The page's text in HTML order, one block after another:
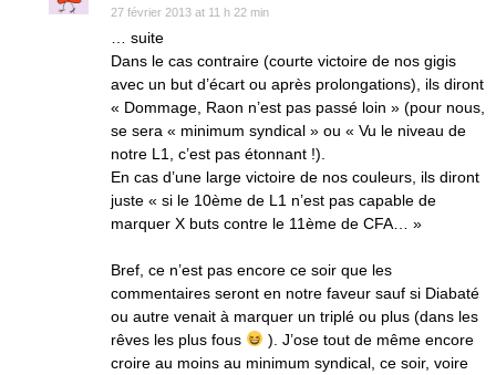
27 février 2013 at 11 h 22 min
… suite
Dans le cas contraire (courte victoire de nos gigis
avec un but d’écart ou après prolongations), ils diront
« Dommage, Raon n’est pas passé loin » (pour nous,
se sera « minimum syndical » ou « Vu le niveau de
notre L1, c’est pas étonnant !).
En cas d’une large victoire de nos couleurs, ils diront
juste « si le 10ème de L1 n’est pas capable de
marquer X buts contre le 11ème de CFA… »
Bref, ce n’est pas encore ce soir que les
commentaires seront en notre faveur sauf si Diabaté
ou autre venait à marquer un triplé ou plus (dans les
rêves les plus fous
). J’ose tout de même encore
croire au moins au minimum syndical, ce soir, voire